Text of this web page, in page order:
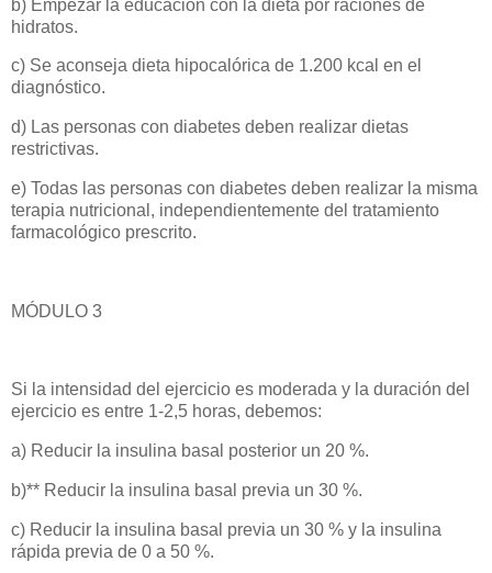
b) Empezar la educación con la dieta por raciones de
hidratos.
c) Se aconseja dieta hipocalórica de 1.200 kcal en el
diagnóstico.
d) Las personas con diabetes deben realizar dietas
restrictivas.
e) Todas las personas con diabetes deben realizar la misma
terapia nutricional, independientemente del tratamiento
farmacológico prescrito.
MÓDULO 3
Si la intensidad del ejercicio es moderada y la duración del
ejercicio es entre 1-2,5 horas, debemos:
a) Reducir la insulina basal posterior un 20 %.
b)** Reducir la insulina basal previa un 30 %.
c) Reducir la insulina basal previa un 30 % y la insulina
rápida previa de 0 a 50 %.